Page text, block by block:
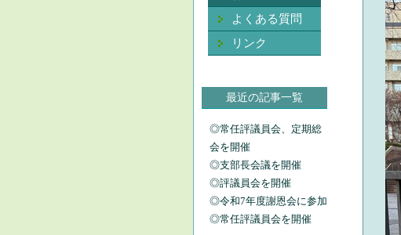
よくある質問
リンク
最近の記事一覧
◎常任評議員会、定期総
会を開催
◎支部長会議を開催
◎評議員会を開催
◎令和7年度謝恩会に参加
◎常任評議員会を開催